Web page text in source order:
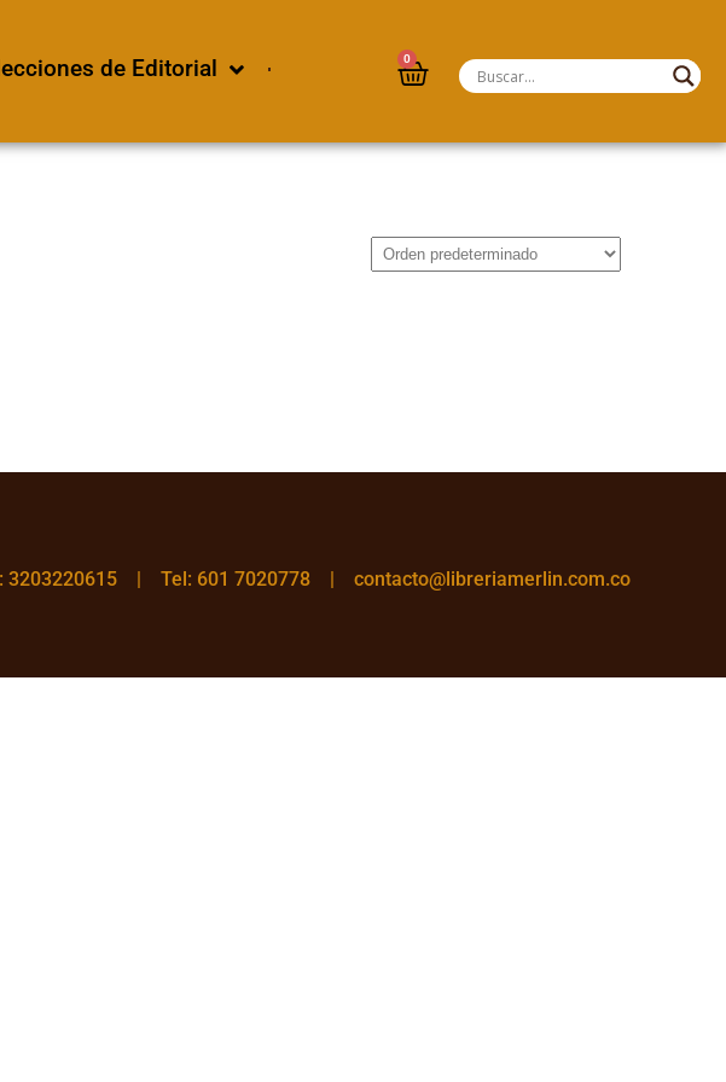
de Editorial
0
3203220615 | Tel: 601 7020778 | contacto@libreriamerlin.com.co